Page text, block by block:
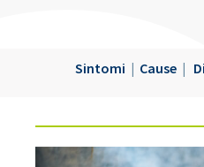
Sintomi | Cause|